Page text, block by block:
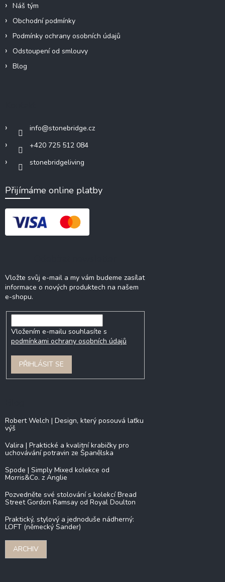
Náš tým
Obchodní podmínky
Podmínky ochrany osobních údajů
Odstoupení od smlouvy
Blog
info@stonebridge.cz
+420 725 512 084
stonebridgeliving
Přijímáme online platby
Vložte svůj e-mail a my vám budeme zasílat
informace o nových produktech na našem
e-shopu.
Vložením e-mailu souhlasíte s
podmínkami ochrany osobních údajů
PŘIHLÁSIT SE
Robert Welch | Design, který posouvá laťku
výš
Valira | Praktické a kvalitní krabičky pro
uchovávání potravin ze Španělska
Spode | Simply Mixed kolekce od
Morris&Co. z Anglie
Pozvedněte své stolování s kolekcí Bread
Street Gordon Ramsay od Royal Doulton
Praktický, stylový a jednoduše nádherný:
LOFT (německý Sander)
ARCHIV